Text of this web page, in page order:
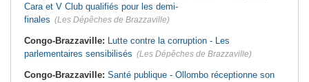
Cara et V Club qualifiés pour les demi-
finales (Les Dépêches de Brazzaville)
Congo-Brazzaville: Lutte contre la corruption - Les
parlementaires sensibilisés (Les Dépêches de Brazzaville)
Congo-Brazzaville: Santé publique - Ollombo réceptionne son